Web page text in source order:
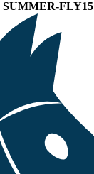
SUMMER-FLY15